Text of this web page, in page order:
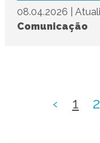
08.04.2026
Comunicação
‹ 1 2